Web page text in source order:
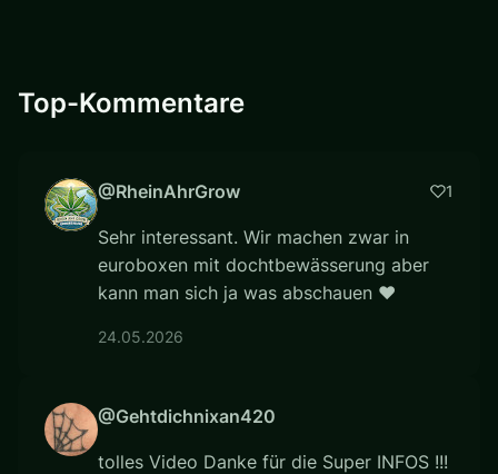
Top-Kommentare
@RheinAhrGrow 1
Sehr interessant. Wir machen zwar in
euroboxen mit dochtbewässerung aber
kann man sich ja was abschauen ❤
24.05.2026
@Gehtdichnixan420
tolles Video Danke für die Super INFOS !!!